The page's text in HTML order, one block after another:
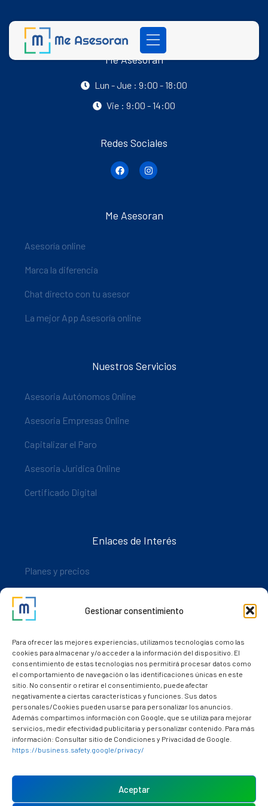
Gestionar consentimiento
Para ofrecer las mejores experiencias, utilizamos tecnologías como las
cookies para almacenar y/o acceder a la información del dispositivo. El
consentimiento de estas tecnologías nos permitirá procesar datos como
el comportamiento de navegación o las identificaciones únicas en este
sitio. No consentir o retirar el consentimiento, puede afectar
negativamente a ciertas características y funciones. Sus datos
personales/Cookies pueden usarse para personalizar los anuncios.
Además compartimos información con Google, que se utiliza para mejorar
servicios, medir efectividad publicitaria y personalizar contenido. Para más
información: Consultar sitio de Condiciones y Privacidad de Google.
https://business.safety.google/privacy/
Aceptar
Me Asesoran
Lun - Jue : 9:00 - 18:00
Vie : 9:00 - 14:00
Redes Sociales
Me Asesoran
Asesoría online
Marca la diferencia
Chat directo con tu asesor
La mejor App Asesoría online
Nuestros Servicios
Asesoria Autónomos Online
Asesoria Empresas Online
Capitalizar el Paro
Asesoria Juridica Online
Certificado Digital
Enlaces de Interés
Planes y precios
Descarga nuestra app
Nuestros clientes
Dudas y consultas
Política de cookies (UE)